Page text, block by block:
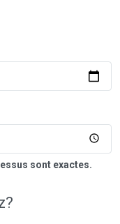
sont exactes.